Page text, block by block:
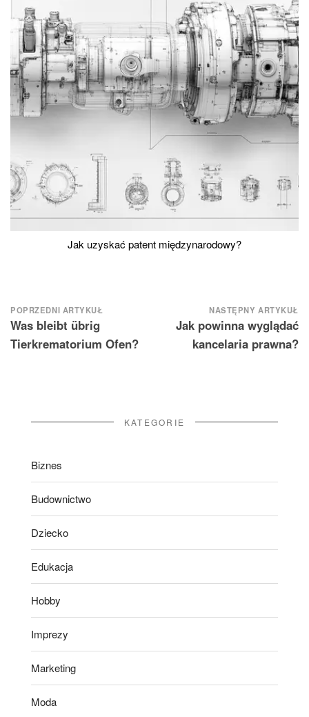
Jak uzyskać patent międzynarodowy?
Nawigacja
wpisu
POPRZEDNI ARTYKUŁ
Was bleibt übrig
Tierkrematorium Ofen?
NASTĘPNY ARTYKUŁ
Jak powinna wyglądać
kancelaria prawna?
KATEGORIE
Biznes
Budownictwo
Dziecko
Edukacja
Hobby
Imprezy
Marketing
Moda